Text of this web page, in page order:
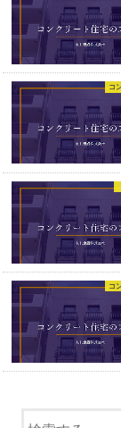
コ
コ